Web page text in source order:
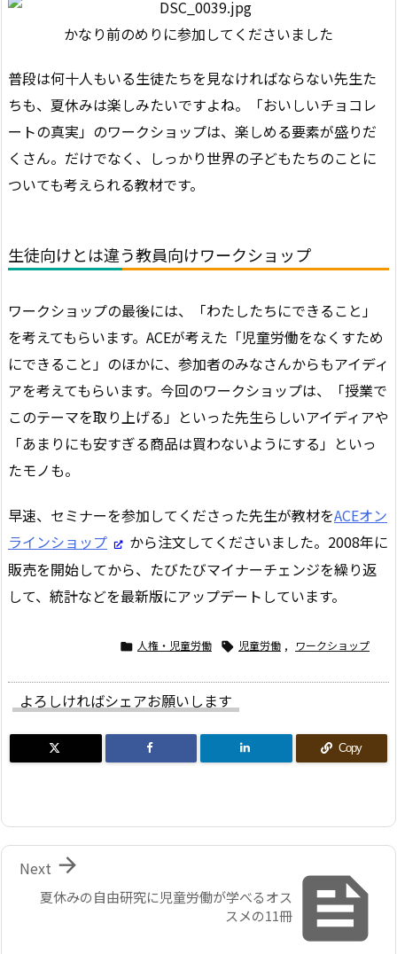
かなり前のめりに参加してくださいました
普段は何十人もいる生徒たちを見なければならない先生た
ちも、夏休みは楽しみたいですよね。「おいしいチョコレ
ートの真実」のワークショップは、楽しめる要素が盛りだ
くさん。だけでなく、しっかり世界の子どもたちのことに
ついても考えられる教材です。
生徒向けとは違う教員向けワークショップ
ワークショップの最後には、「わたしたちにできること」
を考えてもらいます。ACEが考えた「児童労働をなくすため
にできること」のほかに、参加者のみなさんからもアイディ
アを考えてもらいます。今回のワークショップは、「授業で
このテーマを取り上げる」といった先生らしいアイディアや
「あまりにも安すぎる商品は買わないようにする」といっ
たモノも。
早速、セミナーを参加してくださった先生が教材をACEオン
ラインショップ
から注文してくださいました。2008年に
販売を開始してから、たびたびマイナーチェンジを繰り返
して、統計などを最新版にアップデートしています。
 人権・児童労働  児童労働 , ワークショップ
よろしければシェアお願いします
Copy

夏休みの自由研究に児童労働が学べるオス
スメの11冊

Next